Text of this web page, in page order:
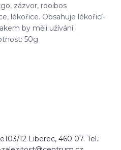
zázvor, rooibos
lékořice. Obsahuje lékořicí-
by měli užívání
50g
12 Liberec, 460 07. Tel.: